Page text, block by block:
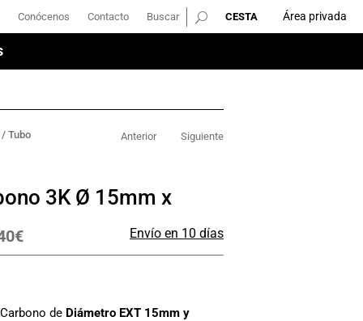
Conócenos Contacto Buscar Área privada
Conócenos Contacto Buscar Área privada
/ Tubo Anterior Siguiente
3K Ø 15mm x
€ Envío en 10 días
de Diámetro EXT 15mm y